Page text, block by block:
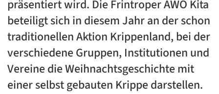
präsentiert wird. Die Frintroper AWO Kita
beteiligt sich in diesem Jahr an der schon
traditionellen Aktion Krippenland, bei der
verschiedene Gruppen, Institutionen und
Vereine die Weihnachtsgeschichte mit
einer selbst gebauten Krippe darstellen.